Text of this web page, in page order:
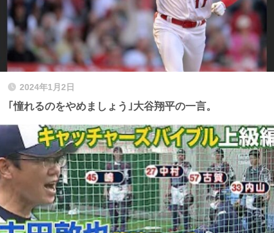
2024年1月2日
｢憧れるのをやめましょう｣大谷翔平の一言。